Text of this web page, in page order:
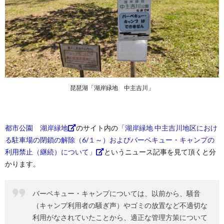
園
3.1.
左岸
3.2.
右岸の
上流
「湖
岸緑
地
中主
吉
イレ
4.1.
左岸
琵琶湖「湖岸緑地 中主吉川」
都市公園 湖岸緑地 のサイト内の 「湖岸緑地 中主吉川地区におけ
る駐車場の閉鎖の解除（6/１～）およびバーベキュー・キャンプの
利用禁止（継続）について」
というニュース記事を見て頂くと分
かります。
バーベキュー・キャンプについては、以前から、騒音
（キャンプ利用者の騒ぎ声）やゴミの放置など不適切な
利用がなされていたことから、適正な管理方策について